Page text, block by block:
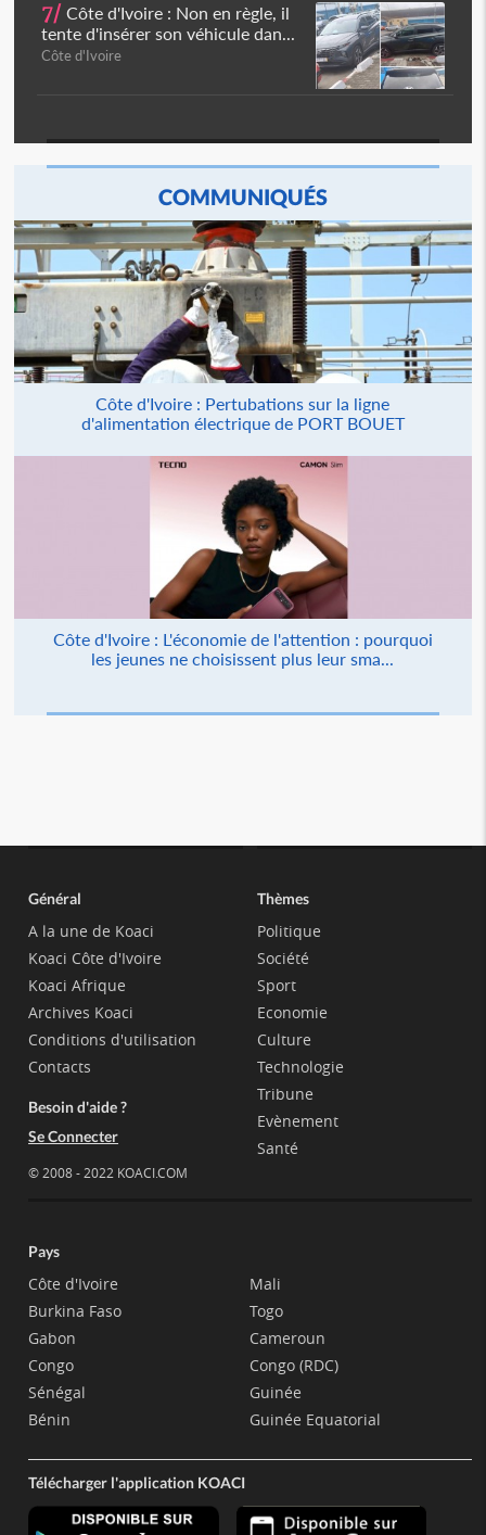
7/ Côte d'Ivoire : Non en règle, il
tente d'insérer son véhicule dan...
Côte d'Ivoire
COMMUNIQUÉS
Côte d'Ivoire : Pertubations sur la ligne
d'alimentation électrique de PORT BOUET
Côte d'Ivoire : L'économie de l'attention : pourquoi
les jeunes ne choisissent plus leur sma...
Général
A la une de Koaci
Koaci Côte d'Ivoire
Koaci Afrique
Archives Koaci
Conditions d'utilisation
Contacts
Besoin d'aide ?
Se Connecter
© 2008 - 2022 KOACI.COM
Thèmes
Politique
Société
Sport
Economie
Culture
Technologie
Tribune
Evènement
Santé
Pays
Côte d'Ivoire
Burkina Faso
Gabon
Congo
Sénégal
Bénin
Mali
Togo
Cameroun
Congo (RDC)
Guinée
Guinée Equatorial
Télécharger l'application KOACI